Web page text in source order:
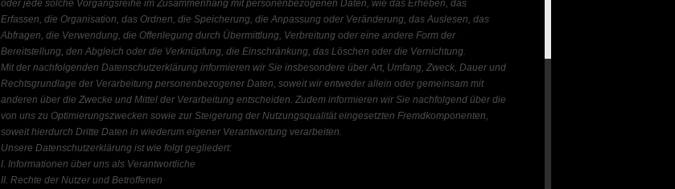
oder jede solche Vorgangsreihe im Zusammenhang mit personenbezogenen Daten, wie das Erheben, das
Erfassen, die Organisation, das Ordnen, die Speicherung, die Anpassung oder Veränderung, das Auslesen, das
Abfragen, die Verwendung, die Offenlegung durch Übermittlung, Verbreitung oder eine andere Form der
Bereitstellung, den Abgleich oder die Verknüpfung, die Einschränkung, das Löschen oder die Vernichtung.
Mit der nachfolgenden Datenschutzerklärung informieren wir Sie insbesondere über Art, Umfang, Zweck, Dauer und
Rechtsgrundlage der Verarbeitung personenbezogener Daten, soweit wir entweder allein oder gemeinsam mit
anderen über die Zwecke und Mittel der Verarbeitung entscheiden. Zudem informieren wir Sie nachfolgend über die
von uns zu Optimierungszwecken sowie zur Steigerung der Nutzungsqualität eingesetzten Fremdkomponenten,
soweit hierdurch Dritte Daten in wiederum eigener Verantwortung verarbeiten.
Unsere Datenschutzerklärung ist wie folgt gegliedert:
I. Informationen über uns als Verantwortliche
II. Rechte der Nutzer und Betroffenen